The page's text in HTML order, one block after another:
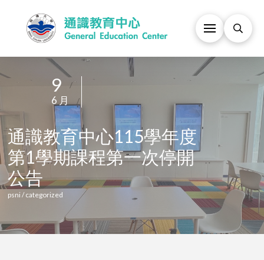
9 /
6 月 /
通識教育中心115學年
第1學期課程第一次停